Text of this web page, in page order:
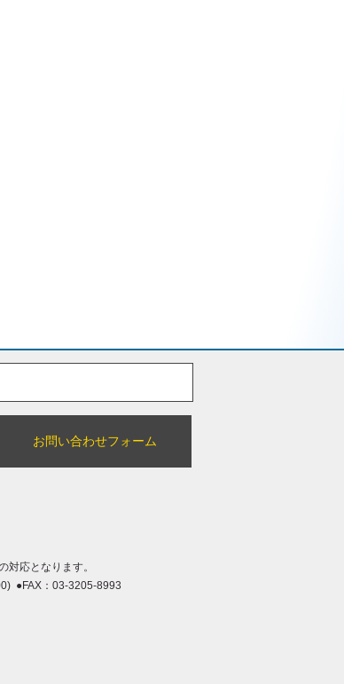
お問い合わせフォーム
対応となります。
●FAX：03-3205-8993